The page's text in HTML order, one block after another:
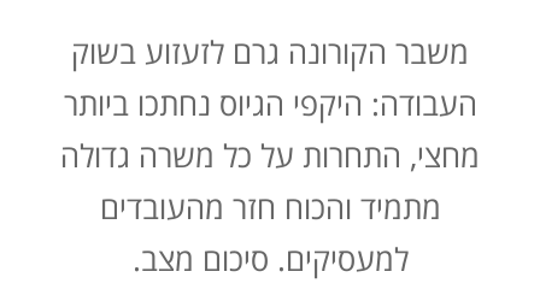
התנתקות
משבר הקורונה גרם לזעזוע בשוק
העבודה: היקפי הגיוס נחתכו ביותר
מחצי, התחרות על כל משרה גדולה
מתמיד והכוח חזר מהעובדים
למעסיקים. סיכום מצב.